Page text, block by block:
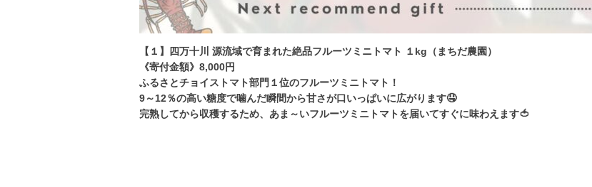
【１】四万十川 源流域で育まれた絶品フルーツミニトマト １kg（まちだ農園）
《寄付金額》8,000円
ふるさとチョイストマト部門１位のフルーツミニトマト！
9～12％の高い糖度で噛んだ瞬間から甘さが口いっぱいに広がります🤤
完熟してから収穫するため、あま～いフルーツミニトマトを届いてすぐに味わえます🍅